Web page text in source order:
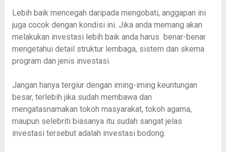
Lebih baik mencegah daripada mengobati, anggapan ini
juga cocok dengan kondisi ini. Jika anda memang akan
melakukan investasi lebih baik anda harus benar-benar
mengetahui detail struktur lembaga, sistem dan skema
program dan jenis investasi.
Jangan hanya tergiur dengan iming-iming keuntungan
besar, terlebih jika sudah membawa dan
mengatasnamakan tokoh masyarakat, tokoh agama,
maupun selebriti biasanya itu sudah sangat jelas
investasi tersebut adalah investasi bodong.